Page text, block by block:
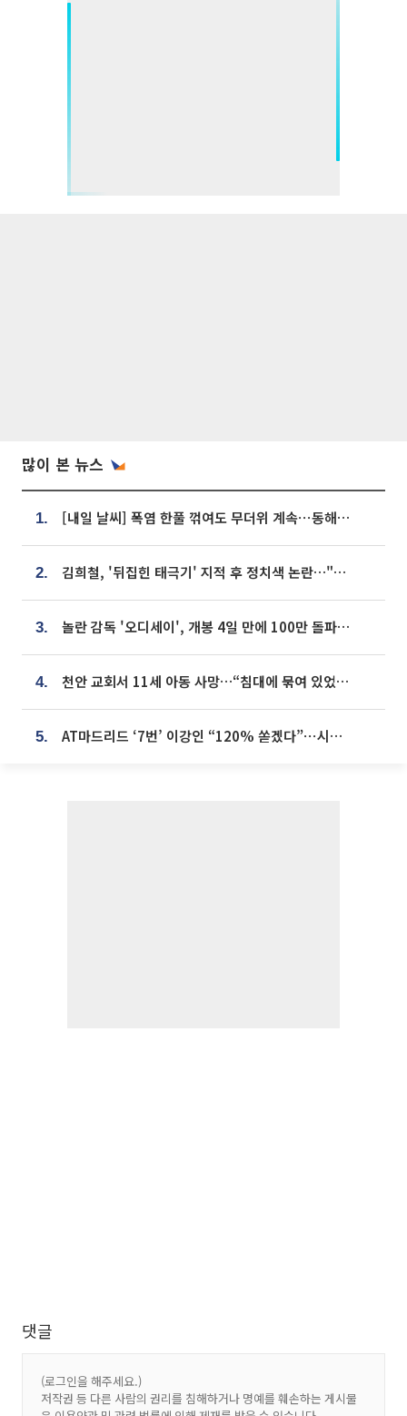
많이 본 뉴스
1. [내일 날씨] 폭염 한풀 꺾여도 무더위 계속⋯동해안 이틀 연속 비
2. 김희철, '뒤집힌 태극기' 지적 후 정치색 논란…"좌우 떠나 우리나라 국기"
3. 놀란 감독 '오디세이', 개봉 4일 만에 100만 돌파⋯'왕사남' 보다 빠르다
4. 천안 교회서 11세 아동 사망…“침대에 묶여 있었다” 진술 확보
5. AT마드리드 ‘7번’ 이강인 “120% 쏟겠다”⋯시메오네 감독 “필요한 선수”
댓글